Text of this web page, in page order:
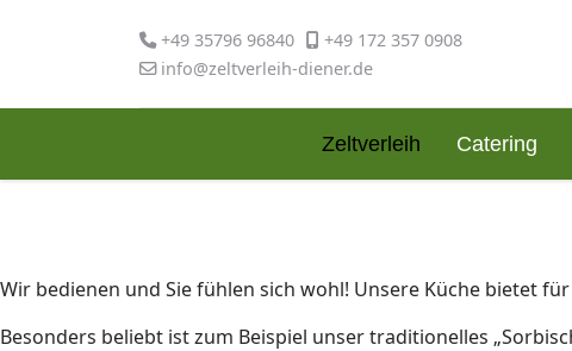
+49 35796 96840
+49 172 357 0908
info@zeltverleih-diener.de
Zeltverleih Catering
Wir bedienen und Sie fühlen sich wohl! Unsere Küche bietet
Besonders beliebt ist zum Beispiel unser traditionelles